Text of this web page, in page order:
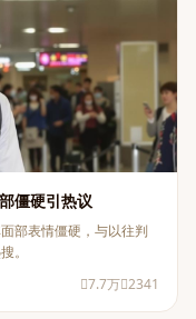
僵硬引热议
部表情僵硬，与以往判
。
7.7万 2341